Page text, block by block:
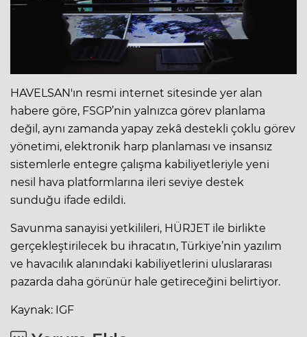
HAVELSAN'ın resmi internet sitesinde yer alan
habere göre, FSGP’nin yalnızca görev planlama
değil, aynı zamanda yapay zekâ destekli çoklu görev
yönetimi, elektronik harp planlaması ve insansız
sistemlerle entegre çalışma kabiliyetleriyle yeni
nesil hava platformlarına ileri seviye destek
sunduğu ifade edildi.
Savunma sanayisi yetkilileri, HÜRJET ile birlikte
gerçekleştirilecek bu ihracatın, Türkiye’nin yazılım
ve havacılık alanındaki kabiliyetlerini uluslararası
pazarda daha görünür hale getireceğini belirtiyor.
Kaynak: IGF